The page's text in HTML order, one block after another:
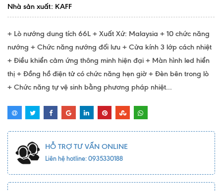
Nhà sản xuất: KAFF
+ Lò nướng dung tích 66L + Xuất Xứ: Malaysia + 10 chức năng
nướng + Chức năng nướng đối lưu + Cửa kính 3 lớp cách nhiệt
+ Điều khiển cảm ứng thông minh hiện đại + Màn hình led hiển
thị + Đồng hồ điện tử có chức năng hẹn giờ + Đèn bên trong lò
+ Chức năng tự vệ sinh bằng phương pháp nhiệt...
HỖ TRỢ TƯ VẤN ONLINE
Liên hệ hotline: 0935330188